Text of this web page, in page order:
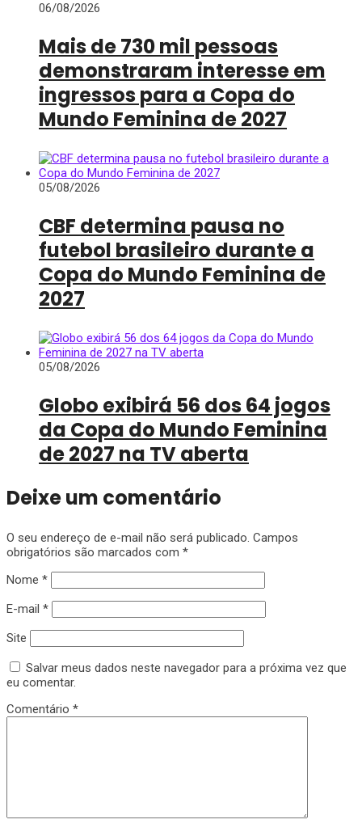
06/08/2026
Mais de 730 mil pessoas
demonstraram interesse em
ingressos para a Copa do
Mundo Feminina de 2027
05/08/2026
CBF determina pausa no
futebol brasileiro durante a
Copa do Mundo Feminina de
2027
05/08/2026
Globo exibirá 56 dos 64 jogos
da Copa do Mundo Feminina
de 2027 na TV aberta
Deixe um comentário
O seu endereço de e-mail não será publicado. Campos
obrigatórios são marcados com *
Nome *
E-mail *
Site
Salvar meus dados neste navegador para a próxima vez que
eu comentar.
Comentário *